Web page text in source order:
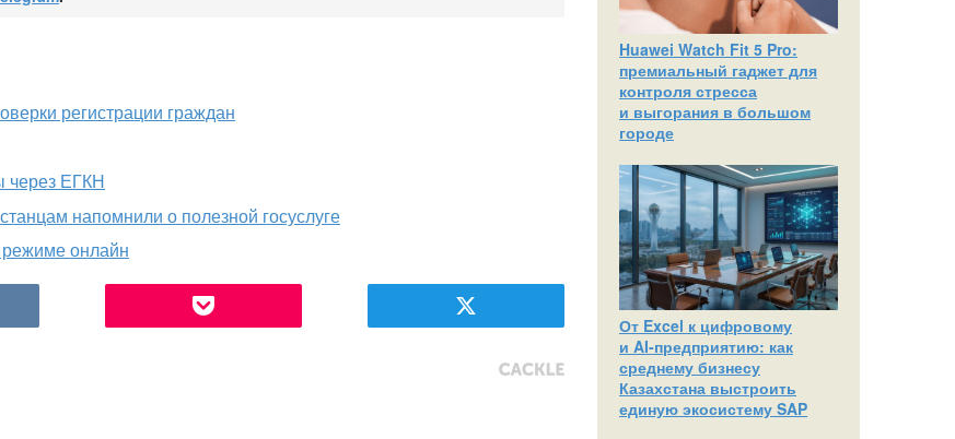
регистрации граждан
через ЕГКН
напомнили о полезной госуслуге
онлайн
Huawei Watch Fit 5 Pro:
премиальный гаджет для
контроля стресса
и выгорания в большом
городе
От Excel к цифровому
и AI‑предприятию: как
среднему бизнесу
Казахстана выстроить
единую экосистему SAP